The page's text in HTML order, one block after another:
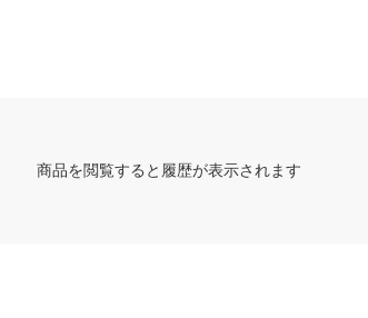
商品を閲覧すると履歴が表示されます